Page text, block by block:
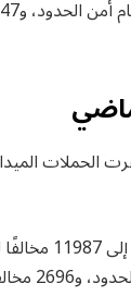
الحملات
وقسمت الوزارة